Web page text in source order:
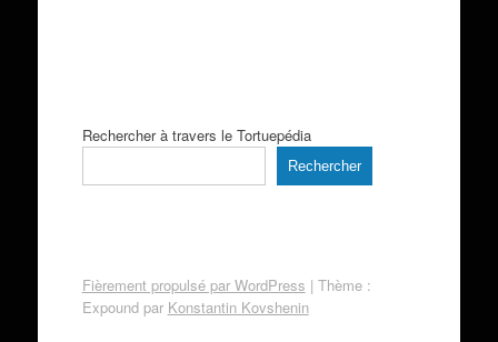
Rechercher à travers le Tortuepédia
Rechercher
Fièrement propulsé par WordPress | Thème :
Expound par Konstantin Kovshenin